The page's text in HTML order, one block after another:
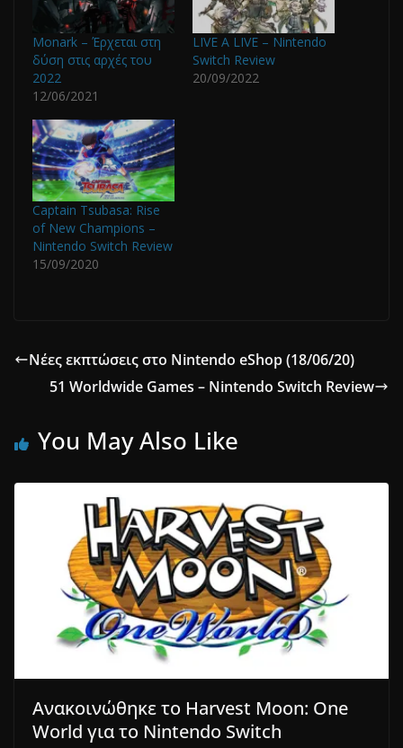
Monark – Έρχεται στη
δύση στις αρχές του
2022
12/06/2021
LIVE A LIVE – Nintendo
Switch Review
20/09/2022
Captain Tsubasa: Rise
of New Champions –
Nintendo Switch Review
15/09/2020
Νέες εκπτώσεις στο Nintendo eShop (18/06/20)
51 Worldwide Games – Nintendo Switch Review
You May Also Like
Ανακοινώθηκε το Harvest Moon: One
World για το Nintendo Switch